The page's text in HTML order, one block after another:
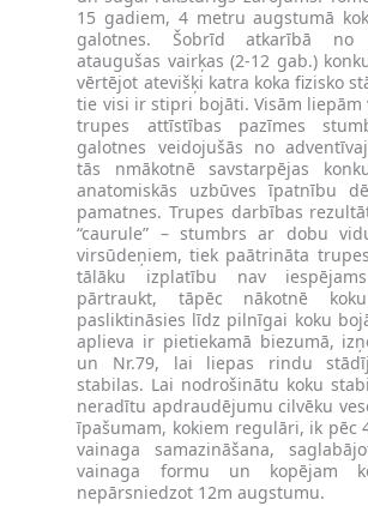
15 gadiem, 4 metru augstumā
galotnes. Šobrīd atkarībā no
ataugušas vairķas (2-12 gab.)
vērtējot atevišķi katra koka fizisko
tie visi ir stipri bojāti. Visām liepām
trupes attīstības pazīmes
galotnes veidojušās no
tās nmākotnē savstarpējas
anatomiskās uzbūves īpatnību
pamatnes. Trupes darbības
“caurule” – stumbrs ar dobu
virsūdeņiem, tiek paātrināta
tālāku izplatību nav
pārtraukt, tāpēc nākotnē
pasliktināsies līdz pilnīgai koku
aplieva ir pietiekamā biezumā,
un Nr.79, lai liepas rindu
stabilas. Lai nodrošinātu koku
neradītu apdraudējumu cilvēku
īpašumam, kokiem regulāri, ik pēc
vainaga samazināšana,
vainaga formu un kopējam
nepārsniedzot 12m augstumu.